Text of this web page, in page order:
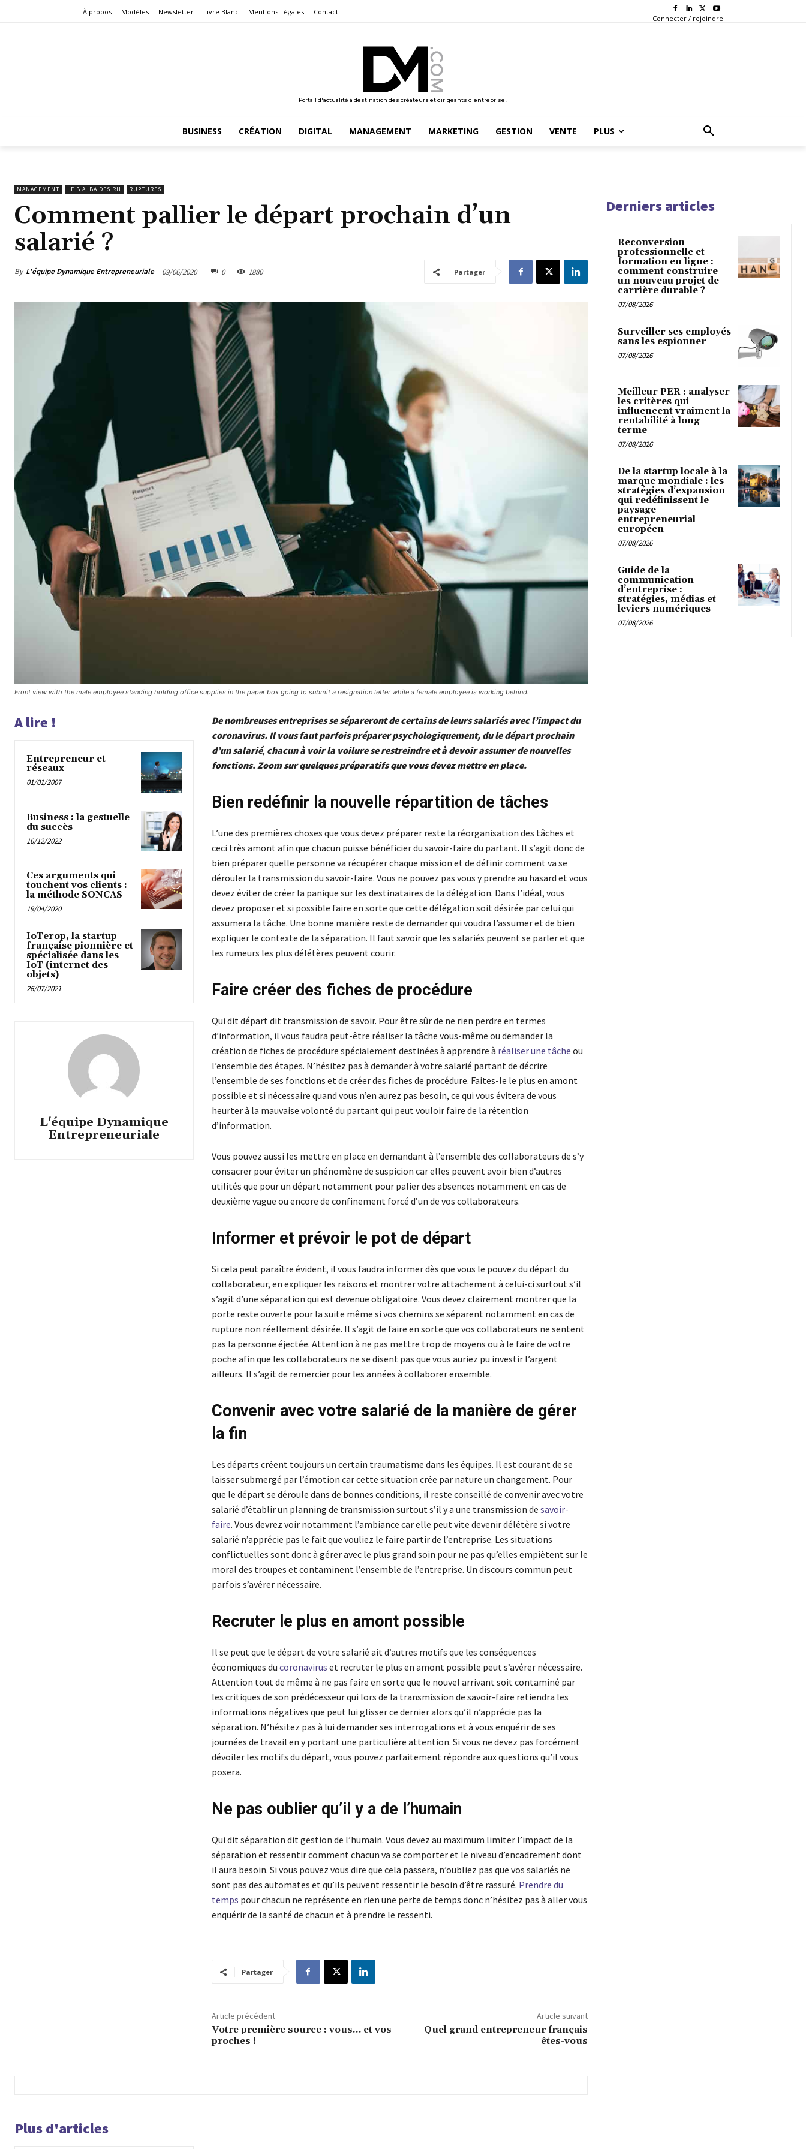
À propos Modèles Newsletter Livre Blanc Mentions Légales Contact
Connecter / rejoindre
Portail d'actualité à destination des créateurs et dirigeants d'entreprise !
BUSINESS CRÉATION DIGITAL MANAGEMENT MARKETING GESTION VENTE PLUS
MANAGEMENT LE B.A. BA DES RH RUPTURES
Comment pallier le départ prochain d’un
salarié ?
By L'équipe Dynamique Entrepreneuriale 09/06/2020 0 1880 Partager
Front view with the male employee standing holding office supplies in the paper box going to submit a resignation letter while a female employee is working behind.
A lire !
Entrepreneur et
réseaux
01/01/2007
Business : la gestuelle
du succès
16/12/2022
Ces arguments qui
touchent vos clients :
la méthode SONCAS
19/04/2020
IoTerop, la startup
française pionnière et
spécialisée dans les
IoT (internet des
objets)
26/07/2021
L'équipe Dynamique
Entrepreneuriale
De nombreuses entreprises se sépareront de certains de leurs salariés avec l’impact du
coronavirus. Il vous faut parfois préparer psychologiquement, du le départ prochain
d’un salarié, chacun à voir la voilure se restreindre et à devoir assumer de nouvelles
fonctions. Zoom sur quelques préparatifs que vous devez mettre en place.
Bien redéfinir la nouvelle répartition de tâches
L’une des premières choses que vous devez préparer reste la réorganisation des tâches et
ceci très amont afin que chacun puisse bénéficier du savoir-faire du partant. Il s’agit donc de
bien préparer quelle personne va récupérer chaque mission et de définir comment va se
dérouler la transmission du savoir-faire. Vous ne pouvez pas vous y prendre au hasard et vous
devez éviter de créer la panique sur les destinataires de la délégation. Dans l’idéal, vous
devez proposer et si possible faire en sorte que cette délégation soit désirée par celui qui
assumera la tâche. Une bonne manière reste de demander qui voudra l’assumer et de bien
expliquer le contexte de la séparation. Il faut savoir que les salariés peuvent se parler et que
les rumeurs les plus délétères peuvent courir.
Faire créer des fiches de procédure
Qui dit départ dit transmission de savoir. Pour être sûr de ne rien perdre en termes
d’information, il vous faudra peut-être réaliser la tâche vous-même ou demander la
création de fiches de procédure spécialement destinées à apprendre à réaliser une tâche ou
l’ensemble des étapes. N’hésitez pas à demander à votre salarié partant de décrire
l’ensemble de ses fonctions et de créer des fiches de procédure. Faites-le le plus en amont
possible et si nécessaire quand vous n’en aurez pas besoin, ce qui vous évitera de vous
heurter à la mauvaise volonté du partant qui peut vouloir faire de la rétention
d’information.
Vous pouvez aussi les mettre en place en demandant à l’ensemble des collaborateurs de s’y
consacrer pour éviter un phénomène de suspicion car elles peuvent avoir bien d’autres
utilités que pour un départ notamment pour palier des absences notamment en cas de
deuxième vague ou encore de confinement forcé d’un de vos collaborateurs.
Informer et prévoir le pot de départ
Si cela peut paraître évident, il vous faudra informer dès que vous le pouvez du départ du
collaborateur, en expliquer les raisons et montrer votre attachement à celui-ci surtout s’il
s’agit d’une séparation qui est devenue obligatoire. Vous devez clairement montrer que la
porte reste ouverte pour la suite même si vos chemins se séparent notamment en cas de
rupture non réellement désirée. Il s’agit de faire en sorte que vos collaborateurs ne sentent
pas la personne éjectée. Attention à ne pas mettre trop de moyens ou à le faire de votre
poche afin que les collaborateurs ne se disent pas que vous auriez pu investir l’argent
ailleurs. Il s’agit de remercier pour les années à collaborer ensemble.
Convenir avec votre salarié de la manière de gérer
la fin
Les départs créent toujours un certain traumatisme dans les équipes. Il est courant de se
laisser submergé par l’émotion car cette situation crée par nature un changement. Pour
que le départ se déroule dans de bonnes conditions, il reste conseillé de convenir avec votre
salarié d’établir un planning de transmission surtout s’il y a une transmission de savoir-
faire. Vous devrez voir notamment l’ambiance car elle peut vite devenir délétère si votre
salarié n’apprécie pas le fait que vouliez le faire partir de l’entreprise. Les situations
conflictuelles sont donc à gérer avec le plus grand soin pour ne pas qu’elles empiètent sur le
moral des troupes et contaminent l’ensemble de l’entreprise. Un discours commun peut
parfois s’avérer nécessaire.
Recruter le plus en amont possible
Il se peut que le départ de votre salarié ait d’autres motifs que les conséquences
économiques du coronavirus et recruter le plus en amont possible peut s’avérer nécessaire.
Attention tout de même à ne pas faire en sorte que le nouvel arrivant soit contaminé par
les critiques de son prédécesseur qui lors de la transmission de savoir-faire retiendra les
informations négatives que peut lui glisser ce dernier alors qu’il n’apprécie pas la
séparation. N’hésitez pas à lui demander ses interrogations et à vous enquérir de ses
journées de travail en y portant une particulière attention. Si vous ne devez pas forcément
dévoiler les motifs du départ, vous pouvez parfaitement répondre aux questions qu’il vous
posera.
Ne pas oublier qu’il y a de l’humain
Qui dit séparation dit gestion de l’humain. Vous devez au maximum limiter l’impact de la
séparation et ressentir comment chacun va se comporter et le niveau d’encadrement dont
il aura besoin. Si vous pouvez vous dire que cela passera, n’oubliez pas que vos salariés ne
sont pas des automates et qu’ils peuvent ressentir le besoin d’être rassuré. Prendre du
temps pour chacun ne représente en rien une perte de temps donc n’hésitez pas à aller vous
enquérir de la santé de chacun et à prendre le ressenti.
Partager
Article précédent
Votre première source : vous… et vos
proches !
Article suivant
Quel grand entrepreneur français
êtes-vous
Plus d'articles
Derniers articles
Reconversion
professionnelle et
formation en ligne :
comment construire
un nouveau projet de
carrière durable ?
07/08/2026
Surveiller ses employés
sans les espionner
07/08/2026
Meilleur PER : analyser
les critères qui
influencent vraiment la
rentabilité à long
terme
07/08/2026
De la startup locale à la
marque mondiale : les
stratégies d’expansion
qui redéfinissent le
paysage
entrepreneurial
européen
07/08/2026
Guide de la
communication
d’entreprise :
stratégies, médias et
leviers numériques
07/08/2026